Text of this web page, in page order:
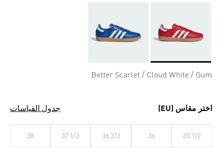
Better Scarlet / Cloud White / Gum
اختر مقاس (EU) جدول القياسات
35 1/2
36
36 2/3
37 1/3
38